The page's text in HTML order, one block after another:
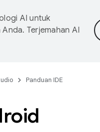
AI untuk
Terjemahan AI
Panduan IDE